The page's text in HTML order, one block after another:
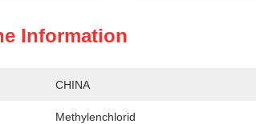
Information
CHINA
Methylenchlorid